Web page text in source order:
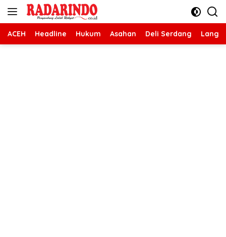
Langsung
ACEH Headline Hukum Asahan Deli Serdang